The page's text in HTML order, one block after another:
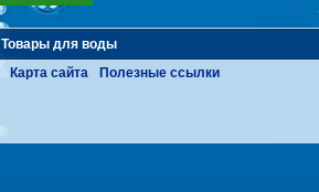
Товары для воды
Карта сайта Полезные ссылки